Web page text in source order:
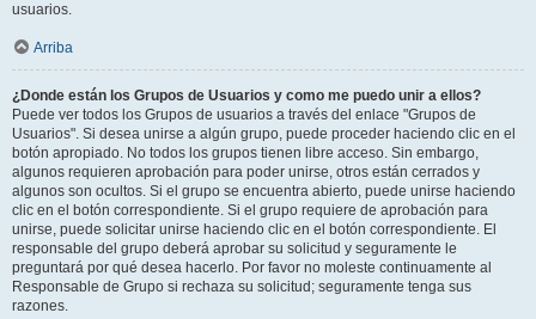
usuarios.
Arriba
¿Donde están los Grupos de Usuarios y como me puedo unir a ellos?
Puede ver todos los Grupos de usuarios a través del enlace "Grupos de
Usuarios". Si desea unirse a algún grupo, puede proceder haciendo clic en el
botón apropiado. No todos los grupos tienen libre acceso. Sin embargo,
algunos requieren aprobación para poder unirse, otros están cerrados y
algunos son ocultos. Si el grupo se encuentra abierto, puede unirse haciendo
clic en el botón correspondiente. Si el grupo requiere de aprobación para
unirse, puede solicitar unirse haciendo clic en el botón correspondiente. El
responsable del grupo deberá aprobar su solicitud y seguramente le
preguntará por qué desea hacerlo. Por favor no moleste continuamente al
Responsable de Grupo si rechaza su solicitud; seguramente tenga sus
razones.